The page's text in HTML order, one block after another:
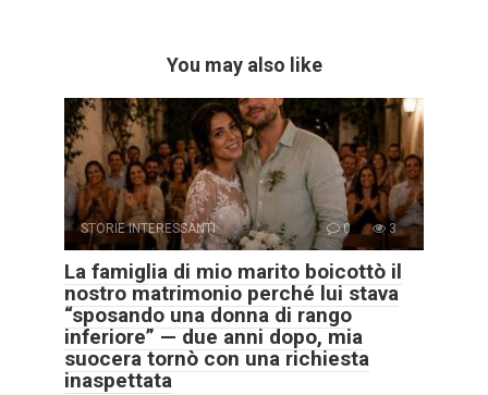
You may also like
STORIE INTERESSANTI 0 3
La famiglia di mio marito boicottò il
nostro matrimonio perché lui stava
“sposando una donna di rango
inferiore” — due anni dopo, mia
suocera tornò con una richiesta
inaspettata